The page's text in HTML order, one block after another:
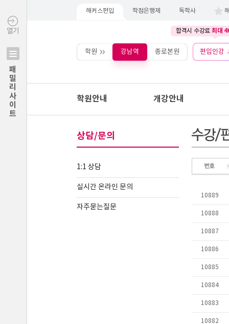
열기
패밀리사이트
해커스편입 학점은행제 독학사
합격시 수강료 최대
학원 강남역 종로본원 편입인강
학원안내 개강안내
상담/문의
1:1 상담
실시간 온라인 문의
자주묻는질문